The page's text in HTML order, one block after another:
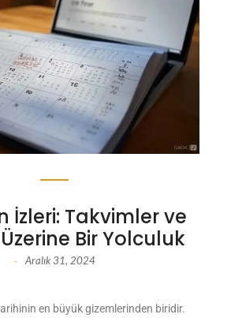
İzleri: Takvimler ve
Bir Yolculuk
- Aralık 31, 2024
en büyük gizemlerinden biridir.